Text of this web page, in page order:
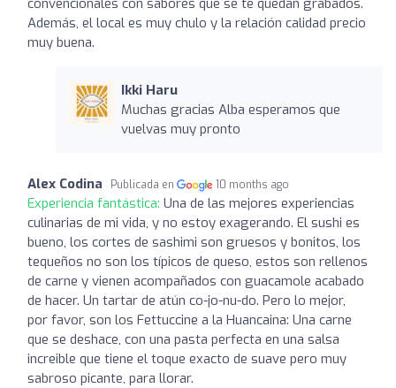
Además, el local es muy chulo y la relación calidad precio
muy buena.
Ikki Haru
Muchas gracias Alba esperamos que
vuelvas muy pronto
Alex Codina Publicada en 10 months ago
Experiencia fantástica: Una de las mejores experiencias
culinarias de mi vida, y no estoy exagerando. El sushi es
bueno, los cortes de sashimi son gruesos y bonitos, los
tequeños no son los típicos de queso, estos son rellenos
de carne y vienen acompañados con guacamole acabado
de hacer. Un tartar de atún co-jo-nu-do. Pero lo mejor,
por favor, son los Fettuccine a la Huancaina: Una carne
que se deshace, con una pasta perfecta en una salsa
increible que tiene el toque exacto de suave pero muy
sabroso picante, para llorar.